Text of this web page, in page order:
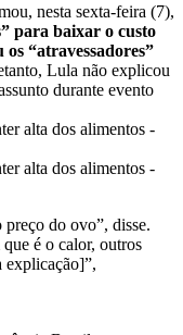
nesta sexta-feira (7),
para baixar o custo
os “atravessadores”
Lula não explicou
durante evento
do ovo”, disse.
é o calor, outros
explicação]”,